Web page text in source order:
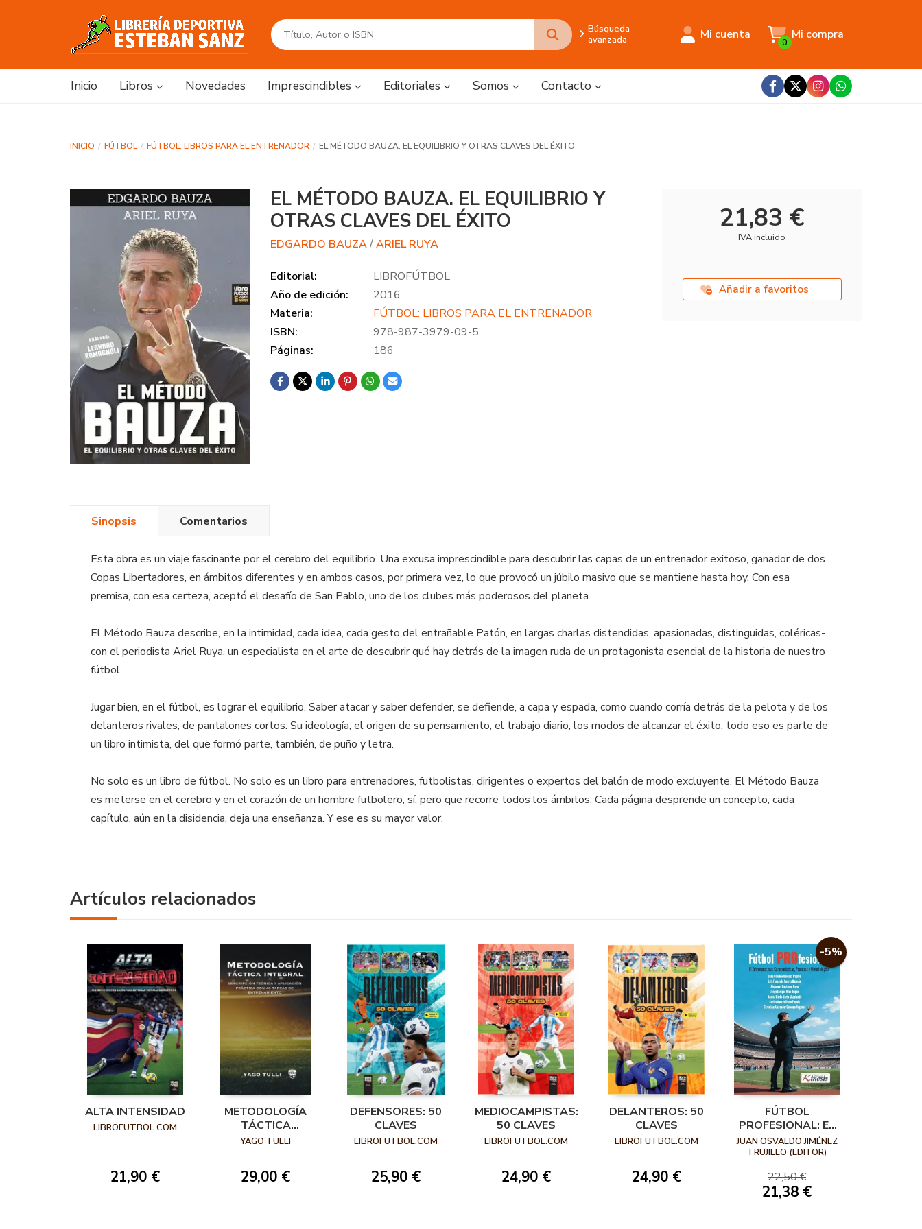
Búsqueda
avanzada
Mi cuenta Mi compra
0
Inicio Libros Novedades Imprescindibles Editoriales Somos Contacto
INICIO FÚTBOL FÚTBOL: LIBROS PARA EL ENTRENADOR EL MÉTODO BAUZA. EL EQUILIBRIO Y OTRAS CLAVES DEL ÉXITO
EL MÉTODO BAUZA. EL EQUILIBRIO Y
OTRAS CLAVES DEL ÉXITO
EDGARDO BAUZA/ARIEL RUYA
Editorial:
LIBROFÚTBOL
Año de edición:
2016
Materia:
FÚTBOL: LIBROS PARA EL ENTRENADOR
ISBN:
978-987-3979-09-5
Páginas:
186
21,83 €
IVA incluido
Añadir a favoritos
Sinopsis Comentarios
Esta obra es un viaje fascinante por el cerebro del equilibrio. Una excusa imprescindible para descubrir las capas de un entrenador exitoso, ganador de dos
Copas Libertadores, en ámbitos diferentes y en ambos casos, por primera vez, lo que provocó un júbilo masivo que se mantiene hasta hoy. Con esa
premisa, con esa certeza, aceptó el desafío de San Pablo, uno de los clubes más poderosos del planeta.
El Método Bauza describe, en la intimidad, cada idea, cada gesto del entrañable Patón, en largas charlas distendidas, apasionadas, distinguidas, coléricas-
con el periodista Ariel Ruya, un especialista en el arte de descubrir qué hay detrás de la imagen ruda de un protagonista esencial de la historia de nuestro
fútbol.
Jugar bien, en el fútbol, es lograr el equilibrio. Saber atacar y saber defender, se defiende, a capa y espada, como cuando corría detrás de la pelota y de los
delanteros rivales, de pantalones cortos. Su ideología, el origen de su pensamiento, el trabajo diario, los modos de alcanzar el éxito: todo eso es parte de
un libro intimista, del que formó parte, también, de puño y letra.
No solo es un libro de fútbol. No solo es un libro para entrenadores, futbolistas, dirigentes o expertos del balón de modo excluyente. El Método Bauza
es meterse en el cerebro y en el corazón de un hombre futbolero, sí, pero que recorre todos los ámbitos. Cada página desprende un concepto, cada
capítulo, aún en la disidencia, deja una enseñanza. Y ese es su mayor valor.
Artículos relacionados
ALTA INTENSIDAD
LIBROFUTBOL.COM
21,90 €
METODOLOGÍA
TÁCTICA
INTEGRAL
YAGO TULLI
29,00 €
DEFENSORES: 50
CLAVES
LIBROFUTBOL.COM
25,90 €
MEDIOCAMPISTAS:
50 CLAVES
LIBROFUTBOL.COM
24,90 €
DELANTEROS: 50
CLAVES
LIBROFUTBOL.COM
24,90 €
-5%
FÚTBOL
PROFESIONAL: EL
ENTRENADOR, SUS
CARACTERÍSTICAS,
METODOLOGÍAS
JUAN OSVALDO JIMÉNEZ
TRUJILLO (EDITOR)
22,50 €
21,38 €